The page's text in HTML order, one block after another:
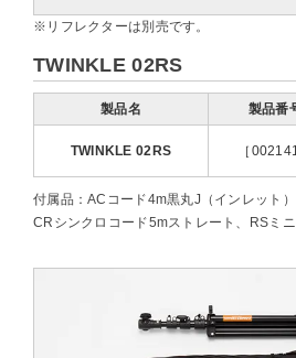
※リフレクターは別売です。
TWINKLE 02RS
製品名 製品番
TWINKLE 02RS ［
付属品：ACコード4m黒丸J（インレット
CRシンクロコード5mストレート、RSミ